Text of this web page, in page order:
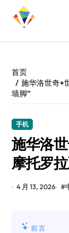
首页
施华洛世奇+
墙脚”
手机
施华洛
摩托罗
4 月 13, 2026 #
前言